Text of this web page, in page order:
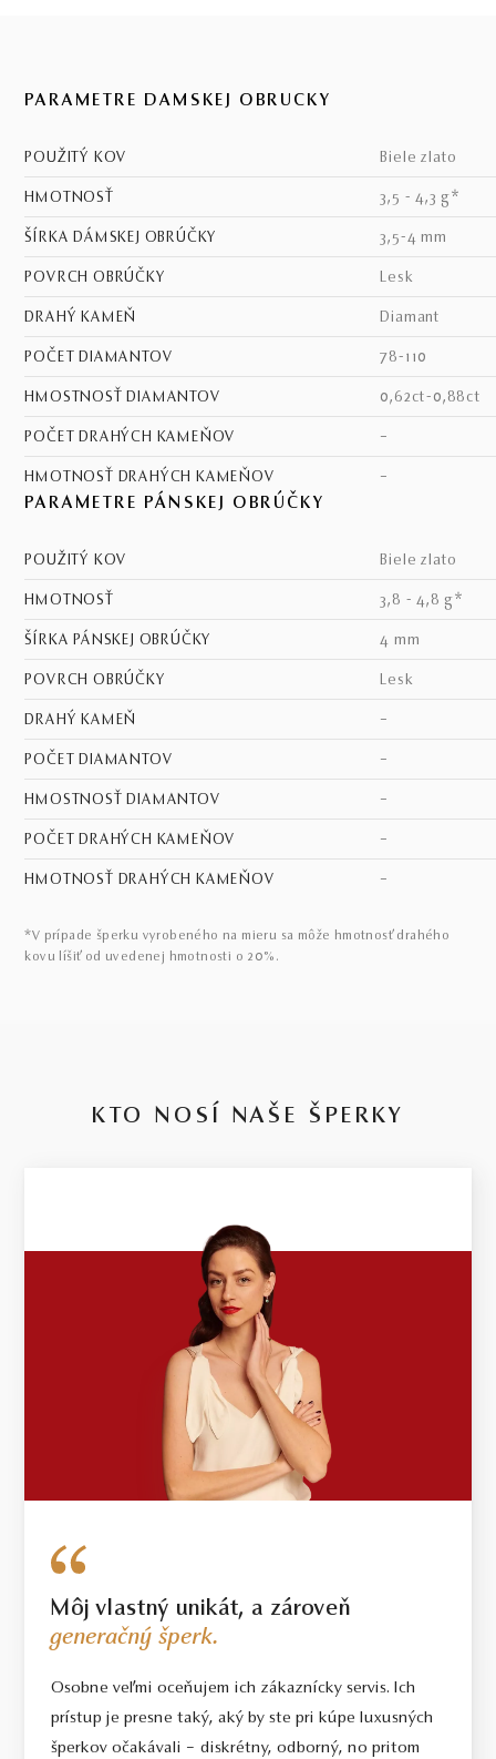
PARAMETRE DÁMSKEJ OBRÚČKY
POUŽITÝ KOV biele zlato
HMOTNOSŤ 3,5 - 4,3 g*
ŠÍRKA DÁMSKEJ OBRÚČKY 3,5-4 mm
POVRCH OBRÚČKY lesk
DRAHÝ KAMEŇ diamant
POČET DIAMANTOV 78-110
HMOSTNOSŤ DIAMANTOV 0,62ct-0,88ct
POČET DRAHÝCH KAMEŇOV –
HMOTNOSŤ DRAHÝCH KAMEŇOV –
PARAMETRE PÁNSKEJ OBRÚČKY
POUŽITÝ KOV biele zlato
HMOTNOSŤ 3,8 - 4,8 g*
ŠÍRKA PÁNSKEJ OBRÚČKY 4 mm
POVRCH OBRÚČKY lesk
DRAHÝ KAMEŇ –
POČET DIAMANTOV –
HMOSTNOSŤ DIAMANTOV –
POČET DRAHÝCH KAMEŇOV –
HMOTNOSŤ DRAHÝCH KAMEŇOV –
*V prípade šperku vyrobeného na mieru sa môže hmotnosť drahého
kovu líšiť od uvedenej hmotnosti o 20%.
KTO NOSÍ NAŠE ŠPERKY
Môj vlastný unikát, a zároveň
generačný šperk.
Osobne veľmi oceňujem ich zákaznícky servis. Ich
prístup je presne taký, aký by ste pri kúpe luxusných
šperkov očakávali – diskrétny, odborný, no pritom